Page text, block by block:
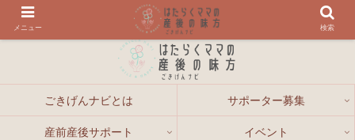
ごきげんナビとは サポーター募集
産前産後サポート イベント
メニュー 検索